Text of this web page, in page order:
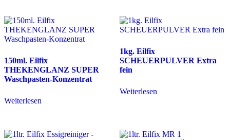
150ml. Eilfix
THEKENGLANZ SUPER
Waschpasten-Konzentrat
Weiterlesen
1kg. Eilfix
SCHEUERPULVER Extra
fein
Weiterlesen